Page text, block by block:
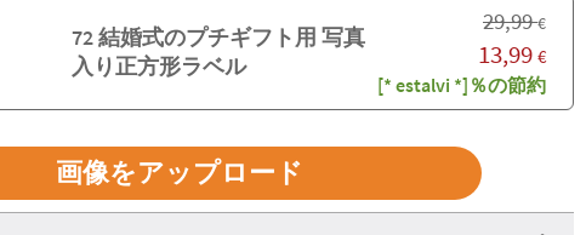
72 結婚式のプチギフト用 写真
入り正方形ラベル
29,99€
13,99 €
[* estalvi *]％の節約
画像をアップロード